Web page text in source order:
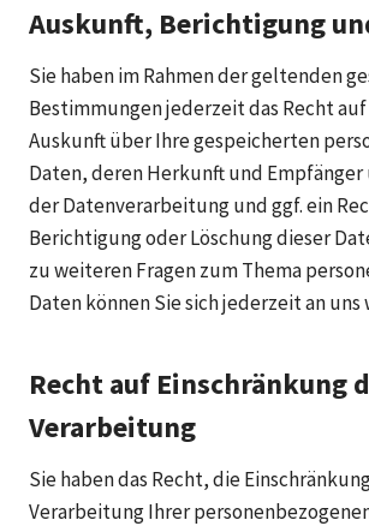
Auskunft, Berichtigung
Sie haben im Rahmen der geltenden
Bestimmungen jederzeit das Recht
Auskunft über Ihre gespeicherten
Daten, deren Herkunft und
der Datenverarbeitung und ggf. ein
Berichtigung oder Löschung dieser
zu weiteren Fragen zum Thema
Daten können Sie sich jederzeit an uns
Recht auf Einschränkung
Verarbeitung
Sie haben das Recht, die
Verarbeitung Ihrer